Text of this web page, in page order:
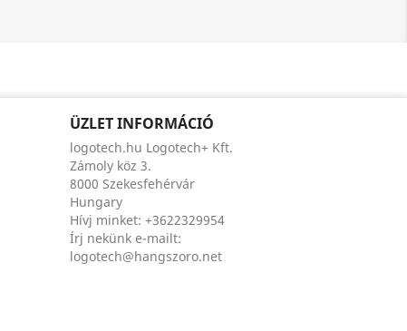
ÜZLET INFORMÁCIÓ
logotech.hu Logotech+ Kft.
Zámoly köz 3.
8000 Szekesfehérvár
Hungary
Hívj minket: +3622329954
Írj nekünk e-mailt:
logotech@hangszoro.net